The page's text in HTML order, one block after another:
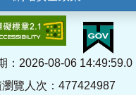
：2026-08-06 14:49:59.0
瀏覽人次：477424987